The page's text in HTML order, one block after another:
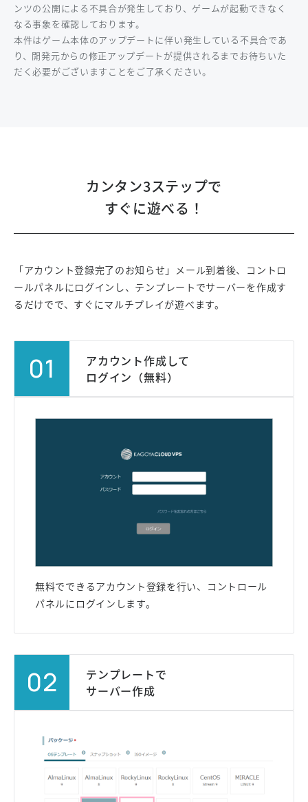
ンツの公開による不具合が発生しており、ゲームが起動できなく
なる事象を確認しております。
本件はゲーム本体のアップデートに伴い発生している不具合であ
り、開発元からの修正アップデートが提供されるまでお待ちいた
だく必要がございますことをご了承ください。
カンタン3ステップで
すぐに遊べる！
「アカウント登録完了のお知らせ」メール到着後、コントロ
ールパネルにログインし、 テンプレートでサーバーを作成す
るだけでで、すぐにマルチプレイが遊べます。
01
アカウント作成して
ログイン（無料）
無料でできるアカウント登録を行い、コントロール
パネルにログインします。
02
テンプレートで
サーバー作成